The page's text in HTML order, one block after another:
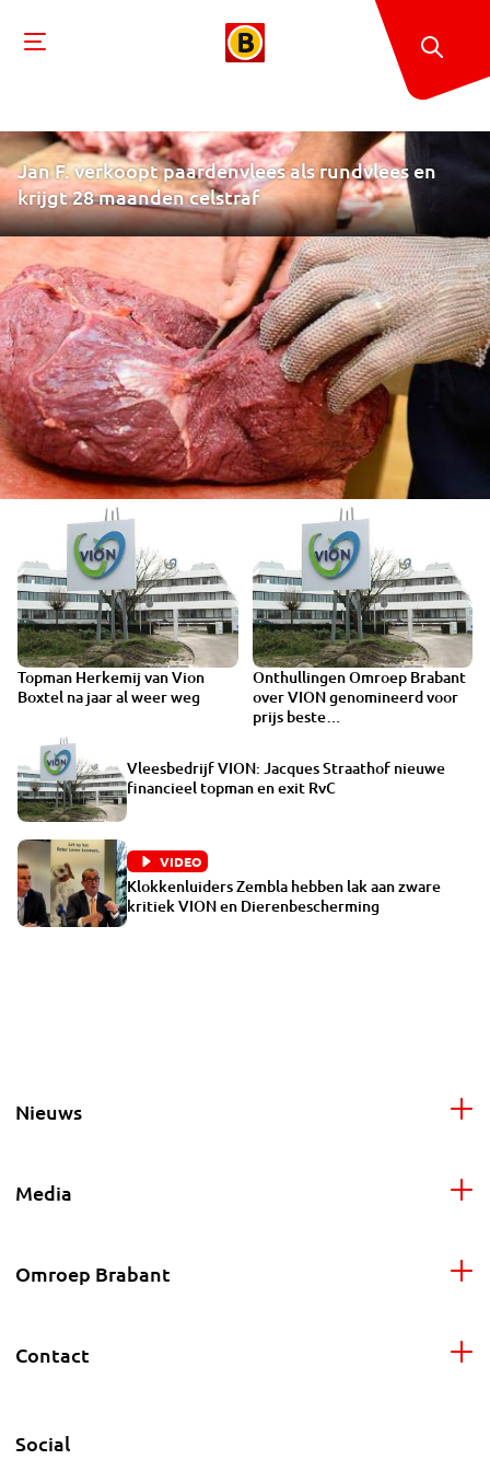
Jan F. verkoopt paardenvlees als rundvlees en
krijgt 28 maanden celstraf
Topman Herkemij van Vion
Boxtel na jaar al weer weg
Onthullingen Omroep Brabant
over VION genomineerd voor
prijs beste
Vleesbedrijf VION: Jacques Straathof nieuwe
financieel topman en exit RvC
VIDEO
Klokkenluiders Zembla hebben lak aan zware
kritiek VION en Dierenbescherming
Nieuws
Media
Omroep Brabant
Contact
Social